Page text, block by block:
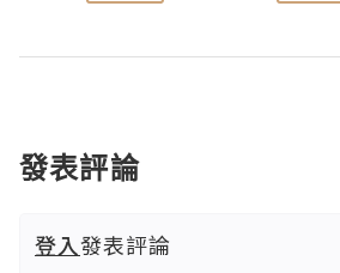
發表評論
登入發表評論